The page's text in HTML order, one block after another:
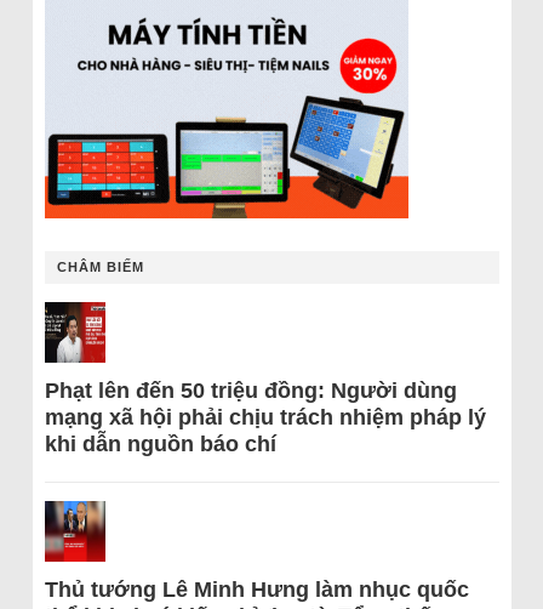
CHÂM BIẾM
Phạt lên đến 50 triệu đồng: Người dùng
mạng xã hội phải chịu trách nhiệm pháp lý
khi dẫn nguồn báo chí
Thủ tướng Lê Minh Hưng làm nhục quốc